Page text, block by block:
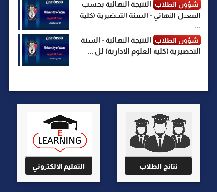
شؤون الطلاب
النتيجة النهائية بحسب
المعدل النهائي - السنة التحضيرية (كلية
...
شؤون الطلاب
النتيجة النهائية - السنة
التحضيرية (كلية العلوم الادارية) لل ...
نتائج الطلاب التعليم الالكتروني